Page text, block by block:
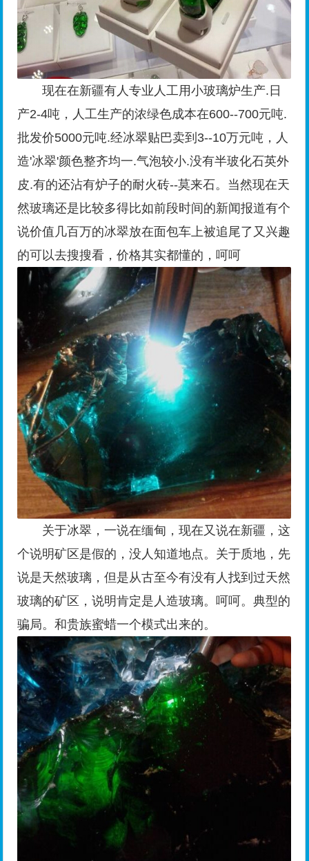
现在在新疆有人专业人工用小玻璃炉生产.日
产2-4吨，人工生产的浓绿色成本在600--700元吨.
批发价5000元吨.经冰翠贴巴卖到3--10万元吨，人
造'冰翠'颜色整齐均一.气泡较小.没有半玻化石英外
皮.有的还沾有炉子的耐火砖--莫来石。当然现在天
然玻璃还是比较多得比如前段时间的新闻报道有个
说价值几百万的冰翠放在面包车上被追尾了又兴趣
的可以去搜搜看，价格其实都懂的，呵呵
关于冰翠，一说在缅甸，现在又说在新疆，这
个说明矿区是假的，没人知道地点。关于质地，先
说是天然玻璃，但是从古至今有没有人找到过天然
玻璃的矿区，说明肯定是人造玻璃。呵呵。典型的
骗局。和贵族蜜蜡一个模式出来的。